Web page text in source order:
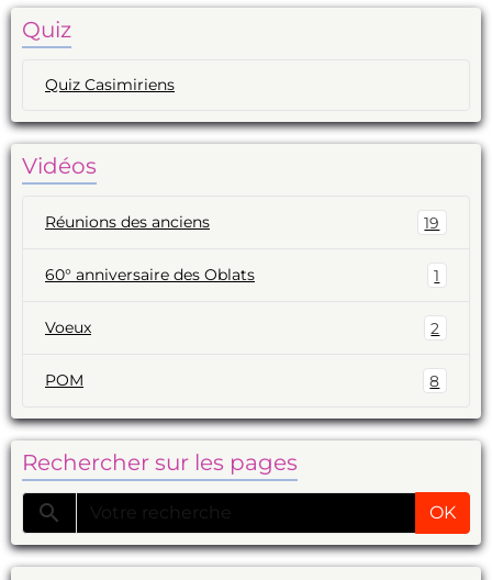
Quiz
Quiz Casimiriens
Vidéos
Réunions des anciens 19
60° anniversaire des Oblats 1
Voeux 2
POM 8
Rechercher sur les pages
OK